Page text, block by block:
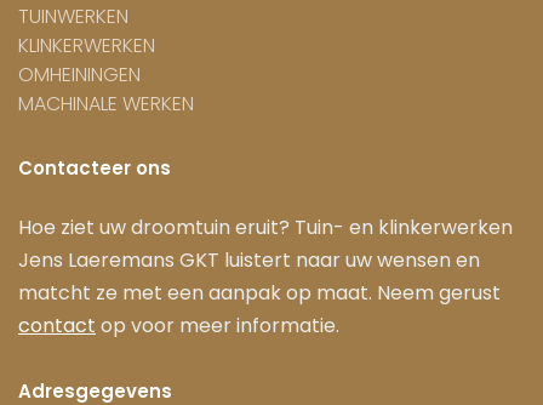
TUINWERKEN
KLINKERWERKEN
OMHEININGEN
MACHINALE WERKEN
Contacteer ons
Hoe ziet uw droomtuin eruit? Tuin- en klinkerwerken
Jens Laeremans GKT luistert naar uw wensen en
matcht ze met een aanpak op maat. Neem gerust
contact op voor meer informatie.
Adresgegevens